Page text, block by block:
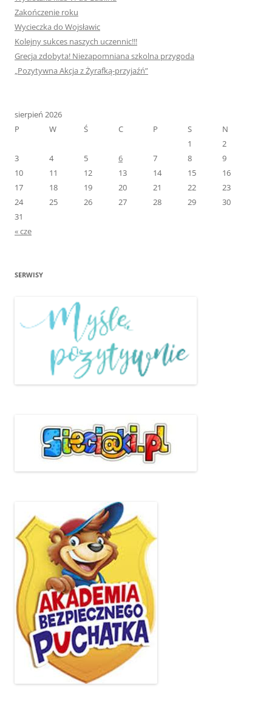
Zakończenie roku
Wycieczka do Wojsławic
Kolejny sukces naszych uczennic!!!
Grecja zdobyta! Niezapomniana szkolna przygoda
„Pozytywna Akcja z Żyrafką-przyjaźń”
sierpień 2026
P
W Ś C P S
N
1
2
3
4 5 6 7 8
9
10
11 12 13 14 15
16
17
18 19 20 21 22
23
24
25 26 27 28 29
30
31
« cze
SERWISY